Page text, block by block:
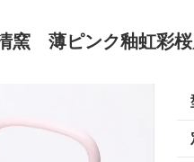
窯 薄ピンク釉虹彩